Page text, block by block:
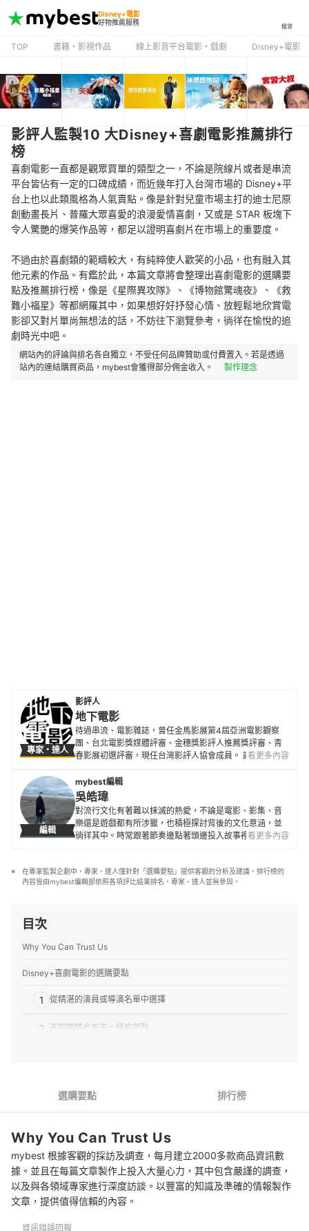
Disney+電影
好物推薦服務
搜尋
TOP 書籍・影視作品 線上影音平台電影・戲劇 Disney+電影
影評人監製10 大Disney+喜劇電影推薦排行
榜
喜劇電影一直都是觀眾買單的類型之一，不論是院線片或者是串流
平台皆佔有一定的口碑成績，而近幾年打入台灣市場的 Disney+平
台上也以此類風格為人氣賣點。像是針對兒童市場主打的迪士尼原
創動畫長片、普羅大眾喜愛的浪漫愛情喜劇，又或是 STAR 板塊下
令人驚艷的爆笑作品等，都足以證明喜劇片在市場上的重要度。
不過由於喜劇類的範疇較大，有純粹使人歡笑的小品，也有融入其
他元素的作品。有鑑於此，本篇文章將會整理出喜劇電影的選購要
點及推薦排行榜，像是《星際異攻隊》、《博物館驚魂夜》、《救
難小福星》等都網羅其中，如果想好好抒發心情、放輕鬆地欣賞電
影卻又對片單尚無想法的話，不妨往下瀏覽參考，徜徉在愉悅的追
劇時光中吧。
網站內的評論與排名各自獨立，不受任何品牌贊助或付費置入。若是透過
站內的連結購買商品，mybest會獲得部分佣金收入。
製作理念
專家・達人
影評人
地下電影
待過串流、電影雜誌，曾任金馬影展第4屆亞洲電影觀察
團、台北電影獎媒體評審、金穗獎影評人推薦獎評審、青
春影展初選評審，現任台灣影評人協會成員。 評論文章散
CATCHPLAY+、Giloo紀實影音等各大媒體平台與紙本刊
物。
地下電影的簡介
看更多內容
編輯
mybest編輯
吳皓瑋
對流行文化有著難以抹滅的熱愛，不論是電影、影集、音
樂還是遊戲都有所涉獵，也積極探討背後的文化意涵，並
徜徉其中。時常跟著節奏邊點著頭邊投入故事裡頭，沒有
看更多內容
在專家監製企劃中，專家、達人僅針對「選購要點」提供客觀的分析及建議。排行榜的
內容皆由mybest編輯部依照各項評比結果排名，專家、達人並無參與。
目次
Why You Can Trust Us
Disney+喜劇電影的選購要點
1 從精湛的演員或導演名單中選擇
2 不同國情也有不一樣的笑點
推薦十大Disney+喜劇電影人氣排行榜
專家解惑！選購Disney+喜劇電影的常見問題
Q：喜劇電影是否比較缺乏深度呢？
Q：是否每部Disney+上的喜劇電影都適合兒童呢？
選購要點 排行榜
Why You Can Trust Us
mybest 根據客觀的採訪及調查，每月建立2000多款商品資訊數
據。並且在每篇文章製作上投入大量心力，其中包含嚴謹的調查，
以及與各領域專家進行深度訪談。以豐富的知識及準確的情報製作
文章，提供值得信賴的內容。
資訊錯誤回報